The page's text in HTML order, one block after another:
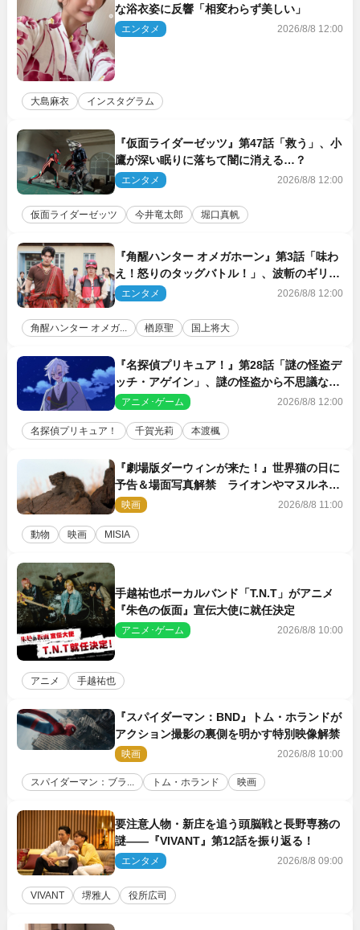
な浴衣姿に反響「相変わらず美しい」
エンタメ 2026/8/8 12:00
大島麻衣 インスタグラム
『仮面ライダーゼッツ』第47話「救う」、小
鷹が深い眠りに落ちて闇に消える…？
エンタメ 2026/8/8 12:00
仮面ライダーゼッツ 今井竜太郎 堀口真帆
『角醒ハンター オメガホーン』第3話「味わ
え！怒りのタッグバトル！」、波斬のギリコ
がハンターバトルを挑んできた！
エンタメ 2026/8/8 12:00
角醒ハンター オメガ... 楢原聖 国上将大
『名探偵プリキュア！』第28話「謎の怪盗デ
ッチ・アゲイン」、謎の怪盗から不思議な予
告状が届く
アニメ･ゲーム 2026/8/8 12:00
名探偵プリキュア！ 千賀光莉 本渡楓
『劇場版ダーウィンが来た！』世界猫の日に
予告＆場面写真解禁 ライオンやマヌルネコ
の赤ちゃんが大集合
映画 2026/8/8 11:00
動物 映画 MISIA
手越祐也ボーカルバンド「T.N.T」がアニメ
『朱色の仮面』宣伝大使に就任決定
アニメ･ゲーム 2026/8/8 10:00
アニメ 手越祐也
『スパイダーマン：BND』トム・ホランドが
アクション撮影の裏側を明かす特別映像解禁
映画 2026/8/8 10:00
スパイダーマン：ブラ... トム・ホランド 映画
要注意人物・新庄を追う頭脳戦と長野専務の
謎――『VIVANT』第12話を振り返る！
エンタメ 2026/8/8 09:00
VIVANT 堺雅人 役所広司